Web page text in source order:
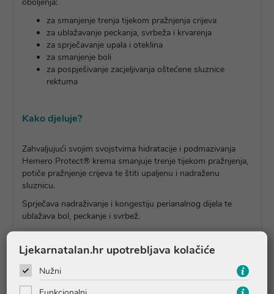
za smanjenje trenja tijekom pražnjenja crijeva
za ublažavanje peckanja, svrbeža i krvarenja
za sprječavanje upala i oteklina
za smanjenje boli
za pospješivanje zacjeljivanja oštećene sluznice
rektuma
Kako djeluje?
Zahvaljujući svojim svojstvima hidratacije i podmazivanja
Hemero Protect® krema smanjuje trenje tijekom pražnjenja,
potiče pražnjenje crijeva te štiti upaljenu i nadraženu
sluznicu.
Sprječava nadraživanje i kongestiju perianalnog dijela te
ublažava bol, peckanje i svrbež.
Upute o proizvodu
Ljekarnatalan.hr upotrebljava kolačiće
Nužni